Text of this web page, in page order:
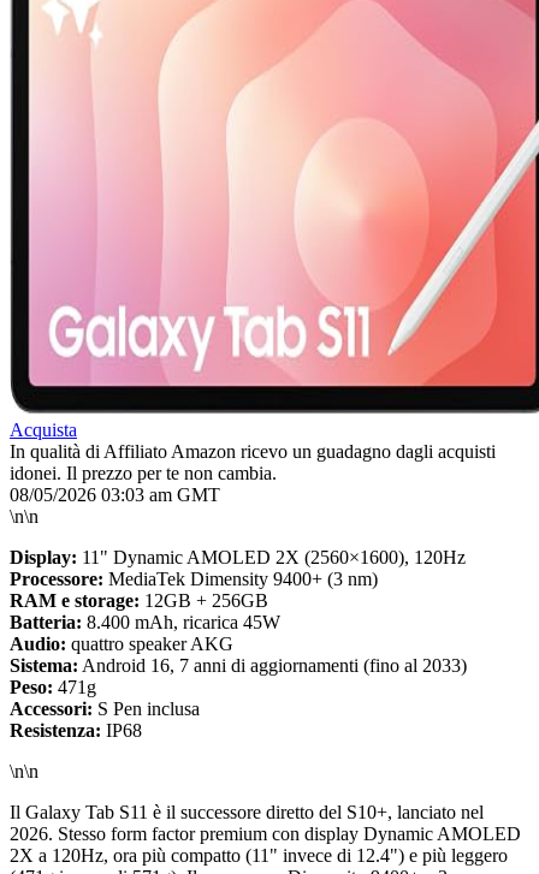
Acquista
In qualità di Affiliato Amazon ricevo un guadagno dagli acquisti
idonei. Il prezzo per te non cambia.
08/05/2026 03:03 am GMT
\n\n
Display: 11" Dynamic AMOLED 2X (2560×1600), 120Hz
Processore: MediaTek Dimensity 9400+ (3 nm)
RAM e storage: 12GB + 256GB
Batteria: 8.400 mAh, ricarica 45W
Audio: quattro speaker AKG
Sistema: Android 16, 7 anni di aggiornamenti (fino al 2033)
Peso: 471g
Accessori: S Pen inclusa
Resistenza: IP68
\n\n
Il Galaxy Tab S11 è il successore diretto del S10+, lanciato nel
2026. Stesso form factor premium con display Dynamic AMOLED
2X a 120Hz, ora più compatto (11" invece di 12.4") e più leggero